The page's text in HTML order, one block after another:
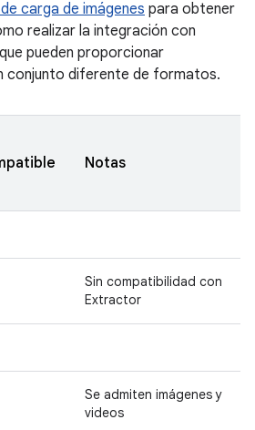
carga de imágenes para obtener
realizar la integración con
pueden proporcionar
conjunto diferente de formatos.
Notas
Sin compatibilidad con
Extractor
Se admiten imágenes y
videos